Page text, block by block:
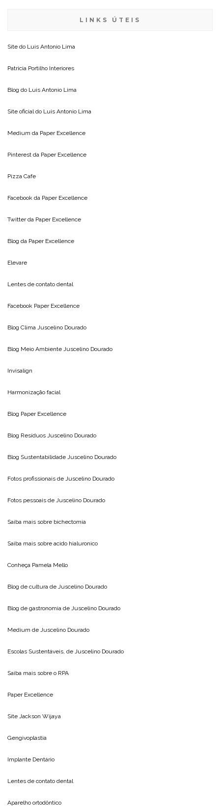
LINKS ÚTEIS
Site do Luis Antonio Lima
Patricia Portilho Interiores
Blog do Luis Antonio Lima
Site oficial do Luis Antonio Lima
Medium da Paper Excellence
Pinterest da Paper Excellence
Pizza Cafe
Facebook da Paper Excellence
Twitter da Paper Excellence
Blog da Paper Excellence
Elevare
Lentes de contato dental
Facebook Paper Excellence
Blog Clima Juscelino Dourado
Blog Meio Ambiente Juscelino Dourado
Invisalign
Harmonização facial
Blog Paper Excellence
Blog Resíduos Juscelino Dourado
Blog Sustentabilidade Juscelino Dourado
Fotos profissionais de Juscelino Dourado
Fotos pessoais de Juscelino Dourado
Saiba mais sobre bichectomia
Saiba mais sobre acido hialuronico
Conheça Pamela Mello
Blog de cultura de Juscelino Dourado
Blog de gastronomia de Juscelino Dourado
Medium de Juscelino Dourado
Escolas Sustentáveis, de Juscelino Dourado
Saiba mais sobre o RPA
Paper Excellence
Site Jackson Wijaya
Gengivoplastia
Implante Dentário
Lentes de contato dental
Aparelho ortodôntico